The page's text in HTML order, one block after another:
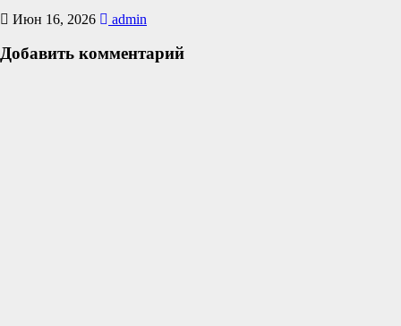
Июн 16, 2026 admin
Добавить комментарий